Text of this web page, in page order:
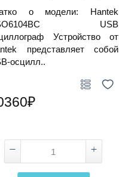
о модели: Hantek
USB
Устройство от
представляет собой
осцилл..